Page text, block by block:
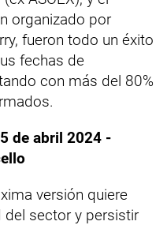
organizado por
fueron todo un éxito
fechas de
con más del 80%
de abril 2024 -
versión quiere
del sector y persistir